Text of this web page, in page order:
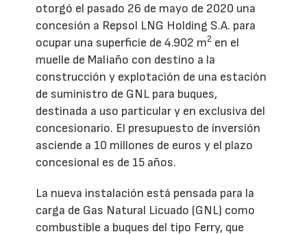
otorgó el pasado 26 de mayo de 2020 una
concesión a Repsol LNG Holding S.A. para
ocupar una superficie de 4.902 m2 en el
muelle de Maliaño con destino a la
construcción y explotación de una estación
de suministro de GNL para buques,
destinada a uso particular y en exclusiva del
concesionario. El presupuesto de inversión
asciende a 10 millones de euros y el plazo
concesional es de 15 años.
La nueva instalación está pensada para la
carga de Gas Natural Licuado (GNL) como
combustible a buques del tipo Ferry, que